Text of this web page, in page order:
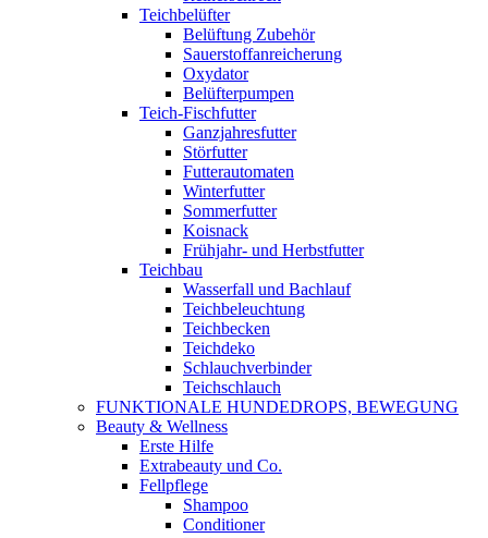
Teichbelüfter
Belüftung Zubehör
Sauerstoffanreicherung
Oxydator
Belüfterpumpen
Teich-Fischfutter
Ganzjahresfutter
Störfutter
Futterautomaten
Winterfutter
Sommerfutter
Koisnack
Frühjahr- und Herbstfutter
Teichbau
Wasserfall und Bachlauf
Teichbeleuchtung
Teichbecken
Teichdeko
Schlauchverbinder
Teichschlauch
FUNKTIONALE HUNDEDROPS, BEWEGUNG
Beauty & Wellness
Erste Hilfe
Extrabeauty und Co.
Fellpflege
Shampoo
Conditioner